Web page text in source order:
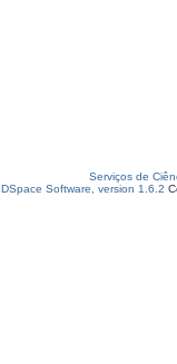
Serviços de
DSpace Software, version 1.6.2